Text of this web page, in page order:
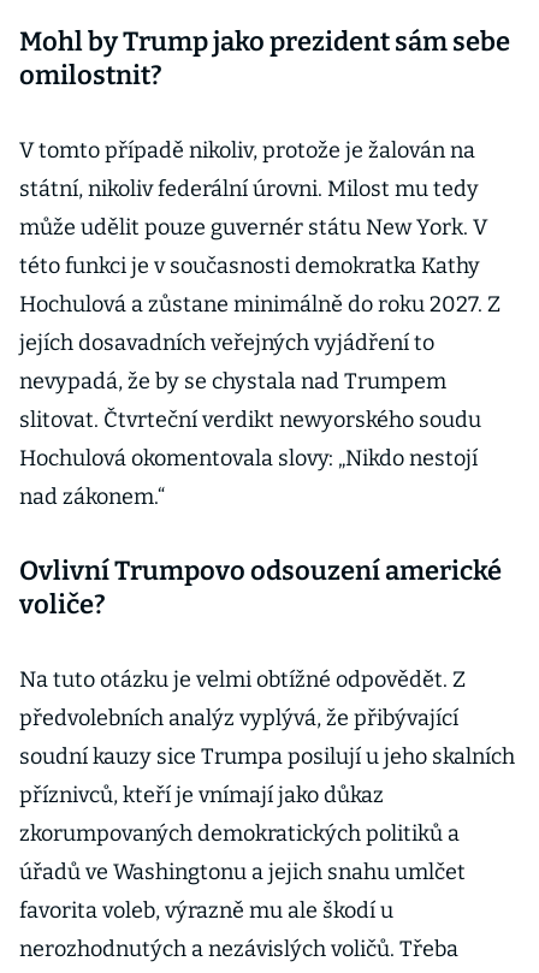
Mohl by Trump jako prezident sám sebe
omilostnit?
V tomto případě nikoliv, protože je žalován na
státní, nikoliv federální úrovni. Milost mu tedy
může udělit pouze guvernér státu New York. V
této funkci je v současnosti demokratka Kathy
Hochulová a zůstane minimálně do roku 2027. Z
jejích dosavadních veřejných vyjádření to
nevypadá, že by se chystala nad Trumpem
slitovat. Čtvrteční verdikt newyorského soudu
Hochulová okomentovala slovy: „Nikdo nestojí
nad zákonem.“
Ovlivní Trumpovo odsouzení americké
voliče?
Na tuto otázku je velmi obtížné odpovědět. Z
předvolebních analýz vyplývá, že přibývající
soudní kauzy sice Trumpa posilují u jeho skalních
příznivců, kteří je vnímají jako důkaz
zkorumpovaných demokratických politiků a
úřadů ve Washingtonu a jejich snahu umlčet
favorita voleb, výrazně mu ale škodí u
nerozhodnutých a nezávislých voličů. Třeba